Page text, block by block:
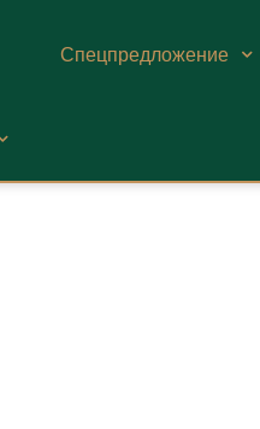
Спецпредложение